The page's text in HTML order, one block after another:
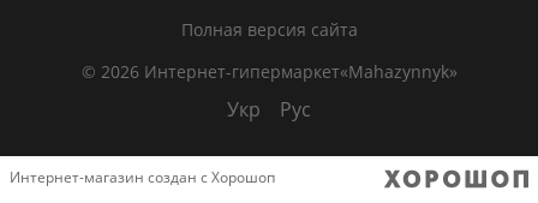
Полная версия сайта
© 2026 Интернет-гипермаркет«Mahazynnyk»
Укр Рус
Интернет-магазин создан с Хорошоп